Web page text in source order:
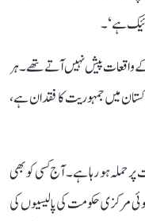
ہے‘۔
واقعات پیش نہیں آتے تھے۔ ہر
میں جمہوریت کا فقدان ہے،
پر حملہ ہو رہا ہے۔ آج کسی کو بھی
مرکزی حکومت کی پالیسیوں کی